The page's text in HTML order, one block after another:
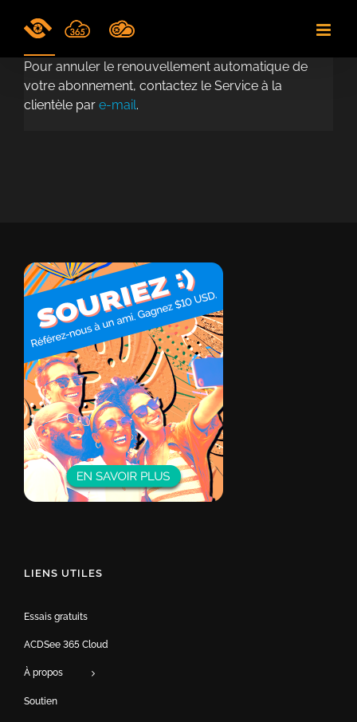
Pour annuler le renouvellement automatique de
votre abonnement, contactez le Service à la
clientèle par e-mail.
LIENS UTILES
Essais gratuits
ACDSee 365 Cloud
À propos
Soutien